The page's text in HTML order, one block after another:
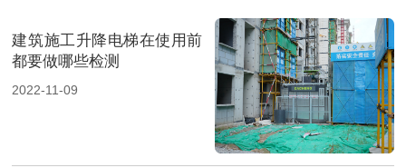
建筑施工升降电梯在使用前
都要做哪些检测
2022-11-09